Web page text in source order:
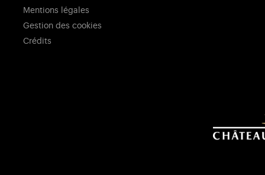
Mentions légales
Gestion des cookies
Crédits